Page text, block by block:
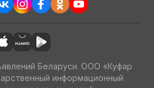
Беларуси. ООО «Куфар
информационный